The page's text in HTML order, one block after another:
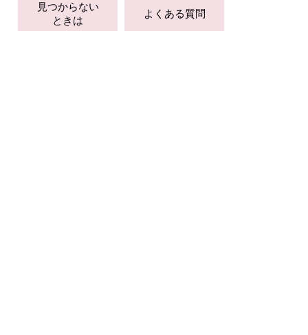
見つからない
ときは
よくある質問